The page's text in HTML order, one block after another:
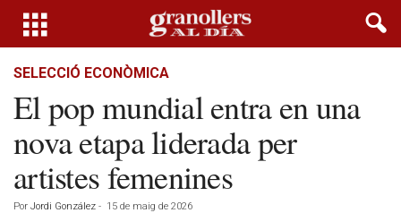
SELECCIÓ ECONÒMICA
El pop mundial entra en una
nova etapa liderada per
artistes femenines
Por Jordi González - 15 de maig de 2026